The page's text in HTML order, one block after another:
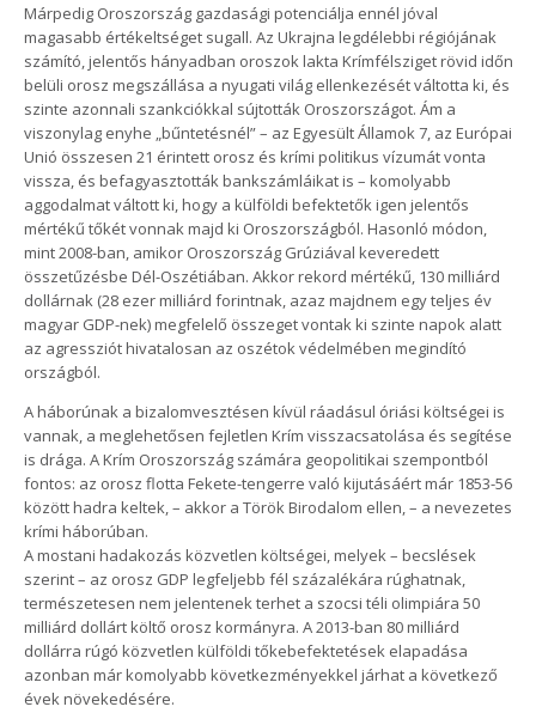
Márpedig Oroszország gazdasági potenciálja ennél jóval
magasabb értékeltséget sugall. Az Ukrajna legdélebbi régiójának
számító, jelentős hányadban oroszok lakta Krímfélsziget rövid időn
belüli orosz megszállása a nyugati világ ellenkezését váltotta ki, és
szinte azonnali szankciókkal sújtották Oroszországot. Ám a
viszonylag enyhe „bűntetésnél” – az Egyesült Államok 7, az Európai
Unió összesen 21 érintett orosz és krími politikus vízumát vonta
vissza, és befagyasztották bankszámláikat is – komolyabb
aggodalmat váltott ki, hogy a külföldi befektetők igen jelentős
mértékű tőkét vonnak majd ki Oroszországból. Hasonló módon,
mint 2008-ban, amikor Oroszország Grúziával keveredett
összetűzésbe Dél-Oszétiában. Akkor rekord mértékű, 130 milliárd
dollárnak (28 ezer milliárd forintnak, azaz majdnem egy teljes év
magyar GDP-nek) megfelelő összeget vontak ki szinte napok alatt
az agressziót hivatalosan az oszétok védelmében megindító
országból.
A háborúnak a bizalomvesztésen kívül ráadásul óriási költségei is
vannak, a meglehetősen fejletlen Krím visszacsatolása és segítése
is drága. A Krím Oroszország számára geopolitikai szempontból
fontos: az orosz flotta Fekete-tengerre való kijutásáért már 1853-56
között hadra keltek, – akkor a Török Birodalom ellen, – a nevezetes
krími háborúban.
A mostani hadakozás közvetlen költségei, melyek – becslések
szerint – az orosz GDP legfeljebb fél százalékára rúghatnak,
természetesen nem jelentenek terhet a szocsi téli olimpiára 50
milliárd dollárt költő orosz kormányra. A 2013-ban 80 milliárd
dollárra rúgó közvetlen külföldi tőkebefektetések elapadása
azonban már komolyabb következményekkel járhat a következő
évek növekedésére.